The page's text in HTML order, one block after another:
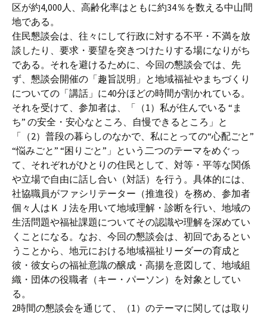
区が約4,000人、高齢化率はともに約34％を数える中山間
地である。
住民懇談会は、往々にして行政に対する不平・不満を放
談したり、要求・要望を突きつけたりする場になりがち
である。それを避けるために、今回の懇談会では、先
ず、懇談会開催の「趣旨説明」と地域福祉やまちづくり
についての「講話」に40分ほどの時間が割かれている。
それを受けて、参加者は、「（1）私が住んでいる “ま
ち” の安全・安心なところ、自慢できるところ」と
「（2）普段の暮らしのなかで、私にとっての“心配ごと”
“悩みごと” “困りごと”」という二つのテーマをめぐっ
て、それぞれがひとりの住民として、対等・平等な関係
や立場で自由に話し合い（対話）を行う。具体的には、
社協職員がファシリテーター（推進役）を務め、参加者
個々人はＫＪ法を用いて地域理解・診断を行い、地域の
生活問題や福祉課題についてその認識や理解を深めてい
くことになる。なお、今回の懇談会は、初回であるとい
うことから、地元における地域福祉リーダーの育成と
彼・彼女らの福祉意識の醸成・高揚を意図して、地域組
織・団体の役職者（キー・パーソン）を対象としてい
る。
2時間の懇談会を通じて、（1）のテーマに関しては取り